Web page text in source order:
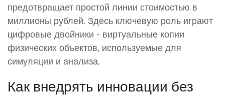
предотвращает простой линии стоимостью в
миллионы рублей. Здесь ключевую роль играют
цифровые двойники - виртуальные копии
физических объектов, используемые для
симуляции и анализа.
Как внедрять инновации без